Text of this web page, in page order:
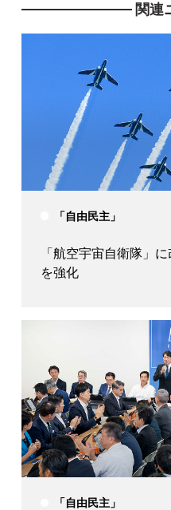
関連
「自由民主」
「航空宇宙自衛隊」
を強化
「自由民主」